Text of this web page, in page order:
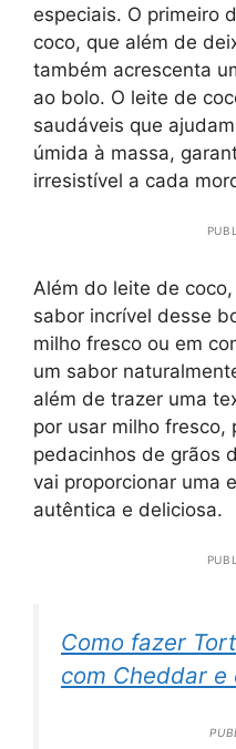
especiais. O primeiro
coco, que além de
também acrescenta
ao bolo. O leite de
saudáveis que
úmida à massa,
irresistível a cada
Além do leite de
sabor incrível desse
milho fresco ou em
um sabor
além de trazer uma
por usar milho fresco,
pedacinhos de grãos
vai proporcionar uma
autêntica e deliciosa.
Como fazer
com Cheddar e